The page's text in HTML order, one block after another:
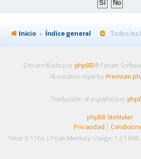
Inicio Índice general Todos
Desarrollado porphpBB® Forum
Absolution style by Premium
Traducción al español por
phpBB SiteMaker
Privacidad |
Time: 0.116s | Peak Memory Usage: 1.21